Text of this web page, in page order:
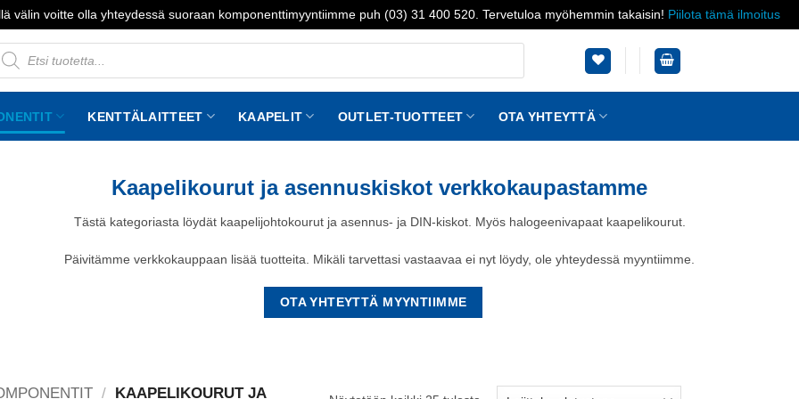
välin voitte olla yhteydessä suoraan komponenttimyyntiimme puh (03) 31 400 520. Tervetuloa myöhemmin takaisin! Piilota tämä ilmoitus
KENTTÄLAITTEET KAAPELIT OUTLET-TUOTTEET OTA YHTEYTTÄ
Kaapelikourut ja asennuskiskot verkkokaupastamme
Tästä kategoriasta löydät kaapelijohtokourut ja asennus- ja DIN-kiskot. Myös halogeenivapaat kaapelikourut.
Päivitämme verkkokauppaan lisää tuotteita. Mikäli tarvettasi vastaavaa ei nyt löydy, ole yhteydessä myyntiimme.
OTA YHTEYTTÄ MYYNTIIMME
/ KAAPELIKOURUT JA